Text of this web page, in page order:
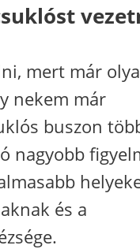
mert már
nekem már
buszon
nagyobb
és a